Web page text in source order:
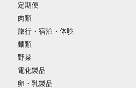
定期便
肉類
旅行・宿泊・体験
麺類
野菜
電化製品
卵・乳製品